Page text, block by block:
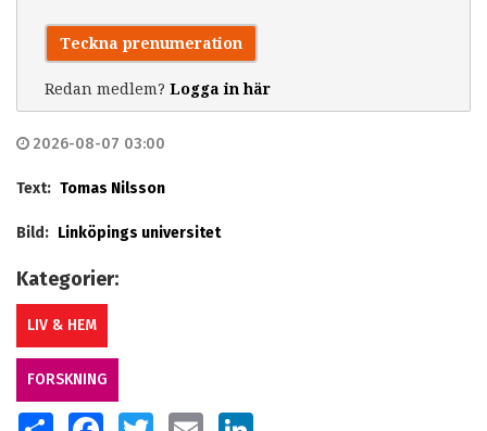
Teckna prenumeration
Redan medlem? Logga in här
2026-08-07 03:00
Text: Tomas Nilsson
Bild: Linköpings universitet
Kategorier:
LIV & HEM
FORSKNING
SHARE FACEBOOKTWITTER EMAIL